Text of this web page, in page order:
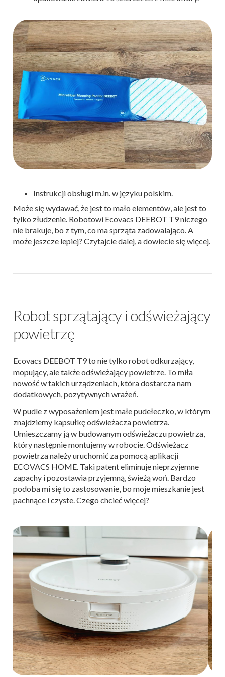
Instrukcji obsługi m.in. w języku polskim.
Może się wydawać, że jest to mało elementów, ale jest to
tylko złudzenie. Robotowi Ecovacs DEEBOT T9 niczego
nie brakuje, bo z tym, co ma sprząta zadowalająco. A
może jeszcze lepiej? Czytajcie dalej, a dowiecie się więcej.
Robot sprzątający i odświeżający
powietrzę
Ecovacs DEEBOT T9 to nie tylko robot odkurzający,
mopujący, ale także odświeżający powietrze. To miła
nowość w takich urządzeniach, która dostarcza nam
dodatkowych, pozytywnych wrażeń.
W pudle z wyposażeniem jest małe pudełeczko, w którym
znajdziemy kapsułkę odświeżacza powietrza.
Umieszczamy ją w budowanym odświeżaczu powietrza,
który następnie montujemy w robocie. Odświeżacz
powietrza należy uruchomić za pomocą aplikacji
ECOVACS HOME. Taki patent eliminuje nieprzyjemne
zapachy i pozostawia przyjemną, świeżą woń. Bardzo
podoba mi się to zastosowanie, bo moje mieszkanie jest
pachnące i czyste. Czego chcieć więcej?